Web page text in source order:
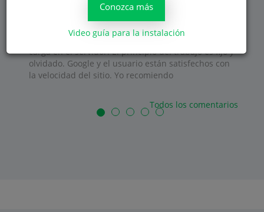
funcionalidad necesaria para la compresión
correcta de imágenes sin pérdida de calidad y sin
carga en el servidor. El principio del trabajo es fijo y
olvidado. Google y el usuario están satisfechos con
la velocidad del sitio. Yo recomiendo
Todos los comentarios
Conozca más
Video guía para la instalación